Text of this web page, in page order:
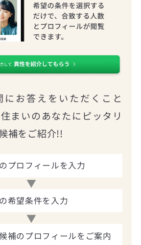
にお答えをいただくこと
まいのあなたにピッタリ
補をご紹介!!
プロフィールを入力
希望条件を入力
補のプロフィールをご案内